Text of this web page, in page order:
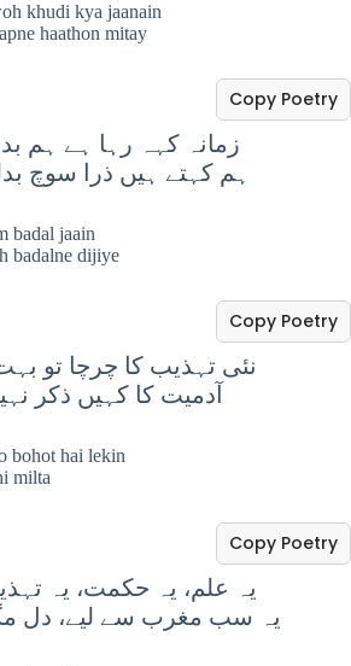
khudi kya jaanain
haathon mitay
زمانہ کہہ رہا ہے ہم
ہم کہتے ہیں ذرا سوچ
Copy Poetry
badal jaain
badalne dijiye
نئی تہذیب کا چرچا تو
آدمیت کا کہیں ذکر
Copy Poetry
bohot hai lekin
milta
یہ علم، یہ حکمت، یہ
یہ سب مغرب سے لیے، دل
Copy Poetry